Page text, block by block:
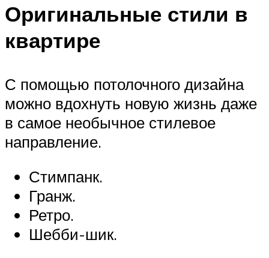
Оригинальные стили в
квартире
С помощью потолочного дизайна
можно вдохнуть новую жизнь даже
в самое необычное стилевое
направление.
Стимпанк.
Гранж.
Ретро.
Шебби-шик.